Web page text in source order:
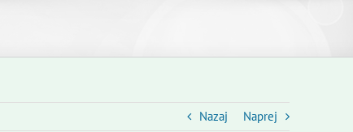
Nazaj Naprej